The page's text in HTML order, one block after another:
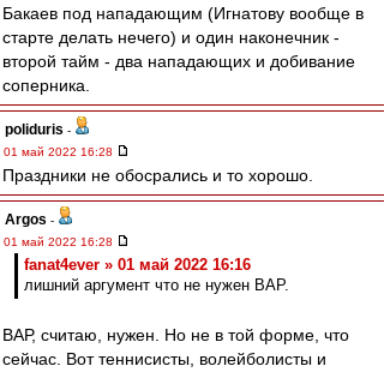
Бакаев под нападающим (Игнатову вообще в
старте делать нечего) и один наконечник -
второй тайм - два нападающих и добивание
соперника.
poliduris -
01 май 2022 16:28
Праздники не обосрались и то хорошо.
Argos -
01 май 2022 16:28
fanat4ever » 01 май 2022 16:16
лишний аргумент что не нужен ВАР.
ВАР, считаю, нужен. Но не в той форме, что
сейчас. Вот теннисисты, волейболисты и